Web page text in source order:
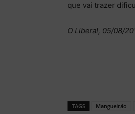
que vai trazer
O Liberal, 05/08/
TAGS Mangueirão